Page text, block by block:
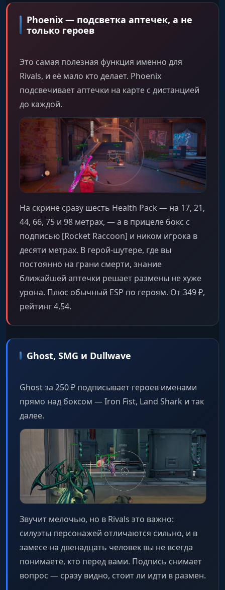
Phoenix — подсветка аптечек, а не
только героев
Это самая полезная функция именно для
Rivals, и её мало кто делает. Phoenix
подсвечивает аптечки на карте с дистанцией
до каждой.
На скрине сразу шесть Health Pack — на 17, 21,
44, 66, 75 и 98 метрах, — а в прицеле бокс с
подписью [Rocket Raccoon] и ником игрока в
десяти метрах. В герой-шутере, где вы
постоянно на грани смерти, знание
ближайшей аптечки решает размены не хуже
урона. Плюс обычный ESP по героям. От 349 ₽,
рейтинг 4,54.
Ghost, SMG и Dullwave
Ghost за 250 ₽ подписывает героев именами
прямо над боксом — Iron Fist, Land Shark и так
далее.
Звучит мелочью, но в Rivals это важно:
силуэты персонажей отличаются сильно, и в
замесе на двенадцать человек вы не всегда
понимаете, кто перед вами. Подпись снимает
вопрос — сразу видно, стоит ли идти в размен.